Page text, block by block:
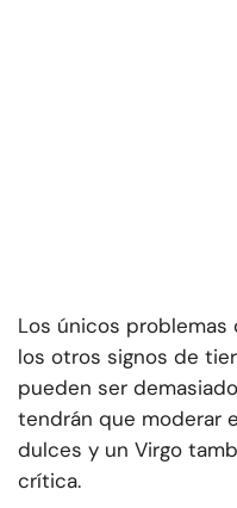
Los únicos
los otros signos de
pueden ser
tendrán que moderar
dulces y un Virgo
crítica.